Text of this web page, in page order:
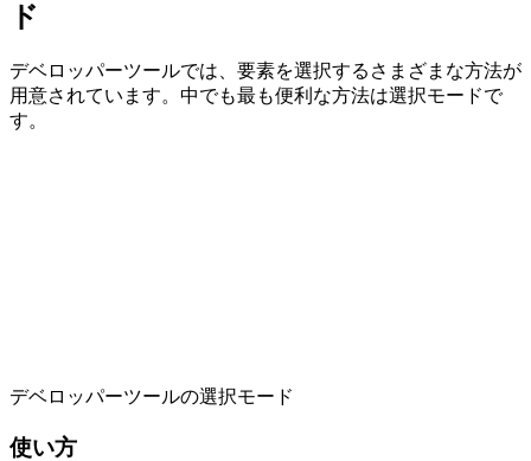
ド
デベロッパーツールでは、要素を選択するさまざまな方法が
用意されています。中でも最も便利な方法は選択モードで
す。
デベロッパーツールの選択モード
使い方